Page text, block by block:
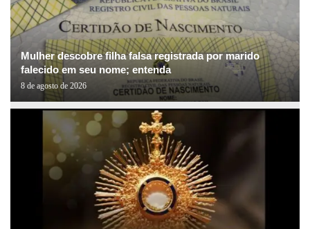
Mulher descobre filha falsa registrada por marido
falecido em seu nome; entenda
8 de agosto de 2026